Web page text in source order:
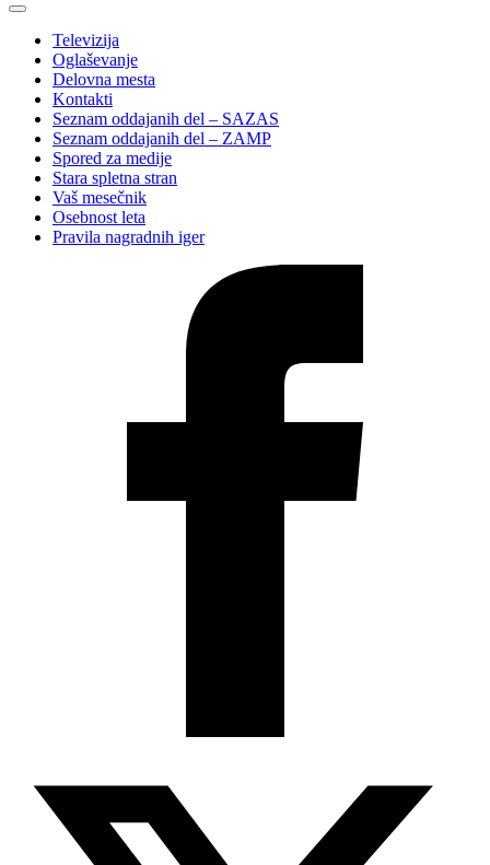
Televizija
Oglaševanje
Delovna mesta
Kontakti
Seznam oddajanih del – SAZAS
Seznam oddajanih del – ZAMP
Spored za medije
Stara spletna stran
Vaš mesečnik
Osebnost leta
Pravila nagradnih iger